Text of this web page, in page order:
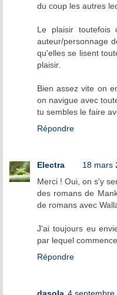
du coup les autres
Le plaisir toutefois
auteur/personnage
qu'elles se lisent
plaisir.
Bien assez vite on
on navigue avec
tu sembles le faire
Répondre
Electra
18 mars
Merci ! Oui, on s'y
des romans de
de romans avec
J'ai toujours eu
par lequel
Répondre